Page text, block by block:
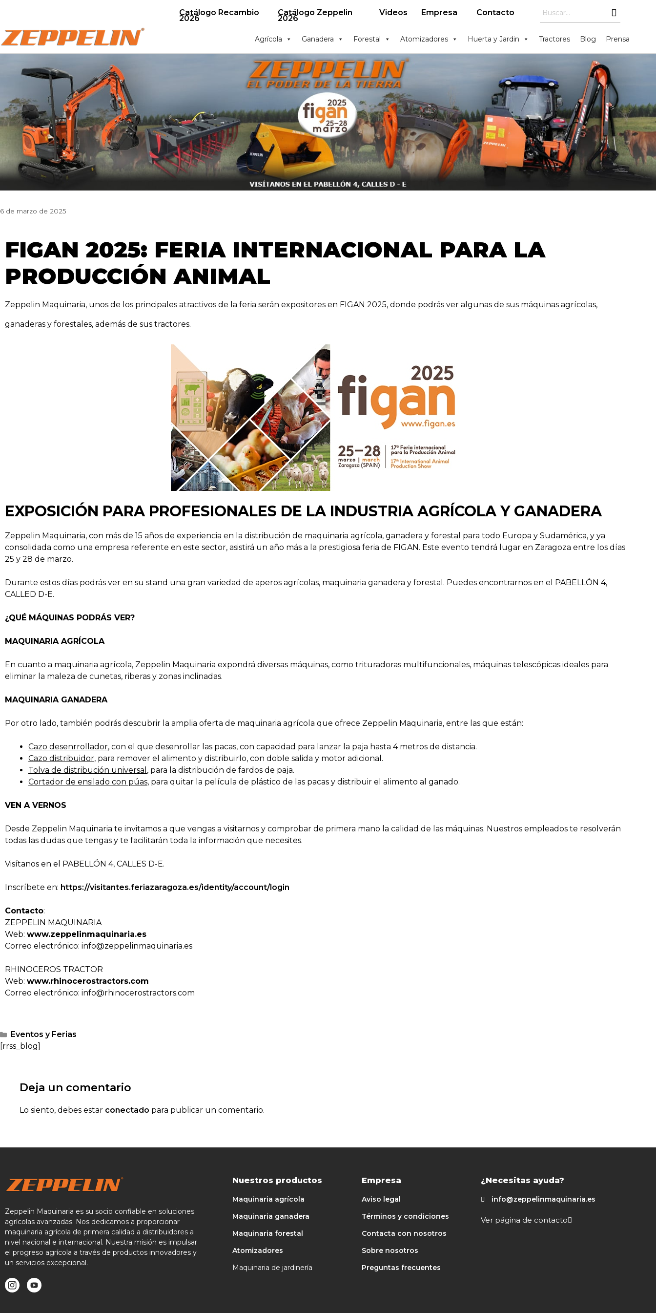
Catálogo Recambio
2026
Catálogo Zeppelin
2026
Videos Empresa Contacto
Agrícola Ganadera Forestal Atomizadores Huerta y Jardin Tractores Blog Prensa
6 de marzo de 2025
FIGAN 2025: FERIA INTERNACIONAL PARA LA
PRODUCCIÓN ANIMAL
Zeppelin Maquinaria, unos de los principales atractivos de la feria serán expositores en FIGAN 2025, donde podrás ver algunas de sus máquinas agrícolas,
ganaderas y forestales, además de sus tractores.
EXPOSICIÓN PARA PROFESIONALES DE LA INDUSTRIA AGRÍCOLA Y GANADERA
Zeppelin Maquinaria, con más de 15 años de experiencia en la distribución de maquinaria agrícola, ganadera y forestal para todo Europa y Sudamérica, y ya
consolidada como una empresa referente en este sector, asistirá un año más a la prestigiosa feria de FIGAN. Este evento tendrá lugar en Zaragoza entre los días
25 y 28 de marzo.
Durante estos días podrás ver en su stand una gran variedad de aperos agrícolas, maquinaria ganadera y forestal. Puedes encontrarnos en el PABELLÓN 4,
CALLED D-E.
¿QUÉ MÁQUINAS PODRÁS VER?
MAQUINARIA AGRÍCOLA
En cuanto a maquinaria agrícola, Zeppelin Maquinaria expondrá diversas máquinas, como trituradoras multifuncionales, máquinas telescópicas ideales para
eliminar la maleza de cunetas, riberas y zonas inclinadas.
MAQUINARIA GANADERA
Por otro lado, también podrás descubrir la amplia oferta de maquinaria agrícola que ofrece Zeppelin Maquinaria, entre las que están:
Cazo desenrrollador, con el que desenrollar las pacas, con capacidad para lanzar la paja hasta 4 metros de distancia.
Cazo distribuidor, para remover el alimento y distribuirlo, con doble salida y motor adicional.
Tolva de distribución universal , para la distribución de fardos de paja.
Cortador de ensilado con púas, para quitar la película de plástico de las pacas y distribuir el alimento al ganado.
VEN A VERNOS
Desde Zeppelin Maquinaria te invitamos a que vengas a visitarnos y comprobar de primera mano la calidad de las máquinas. Nuestros empleados te resolverán
todas las dudas que tengas y te facilitarán toda la información que necesites.
Visítanos en el PABELLÓN 4, CALLES D-E.
Inscríbete en: https://visitantes.feriazaragoza.es/identity/account/login
Contacto:
ZEPPELIN MAQUINARIA
Web: www.zeppelinmaquinaria.es
Correo electrónico: info@zeppelinmaquinaria.es
RHINOCEROS TRACTOR
Web: www.rhinocerostractors.com
Correo electrónico: info@rhinocerostractors.com
Eventos y Ferias
[rrss_blog]
Deja un comentario
Lo siento, debes estar conectado para publicar un comentario.
Zeppelin Maquinaria es su socio confiable en soluciones
agrícolas avanzadas. Nos dedicamos a proporcionar
maquinaria agrícola de primera calidad a distribuidores a
nivel nacional e internacional. Nuestra misión es impulsar
el progreso agrícola a través de productos innovadores y
un servicios excepcional.
Nuestros productos
Maquinaria agrícola
Maquinaria ganadera
Maquinaria forestal
Atomizadores
Maquinaria de jardinería
Empresa
Aviso legal
Términos y condiciones
Contacta con nosotros
Sobre nosotros
Preguntas frecuentes
¿Necesitas ayuda?
info@zeppelinmaquinaria.es
Ver página de contacto